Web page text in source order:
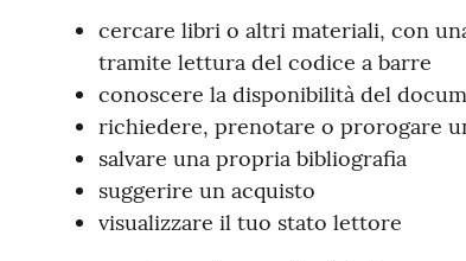
cercare libri o altri materiali, con
tramite lettura del codice a barre
conoscere la disponibilità del
richiedere, prenotare o prorogare
salvare una propria bibliografia
suggerire un acquisto
visualizzare il tuo stato lettore